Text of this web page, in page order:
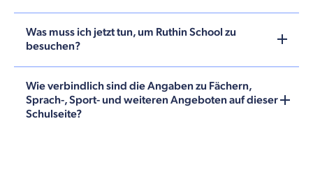
Was muss ich jetzt tun, um Ruthin School zu
besuchen?
Wie verbindlich sind die Angaben zu Fächern,
Sprach-, Sport- und weiteren Angeboten auf dieser
Schulseite?